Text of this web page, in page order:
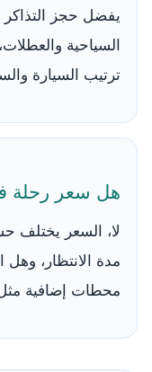
يفضل حجز
السياحية
ترتيب السيارة
هل سعر رحلة
لا، السعر يختلف
مدة الانتظار،
محطات إضافية